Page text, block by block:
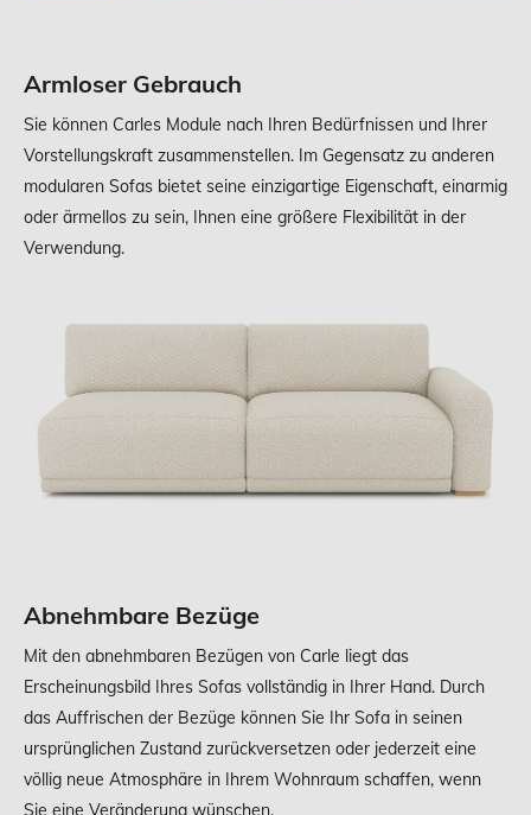
Armloser Gebrauch
Sie können Carles Module nach Ihren Bedürfnissen und Ihrer
Vorstellungskraft zusammenstellen. Im Gegensatz zu anderen
modularen Sofas bietet seine einzigartige Eigenschaft, einarmig
oder ärmellos zu sein, Ihnen eine größere Flexibilität in der
Verwendung.
Abnehmbare Bezüge
Mit den abnehmbaren Bezügen von Carle liegt das
Erscheinungsbild Ihres Sofas vollständig in Ihrer Hand. Durch
das Auffrischen der Bezüge können Sie Ihr Sofa in seinen
ursprünglichen Zustand zurückversetzen oder jederzeit eine
völlig neue Atmosphäre in Ihrem Wohnraum schaffen, wenn
Sie eine Veränderung wünschen.